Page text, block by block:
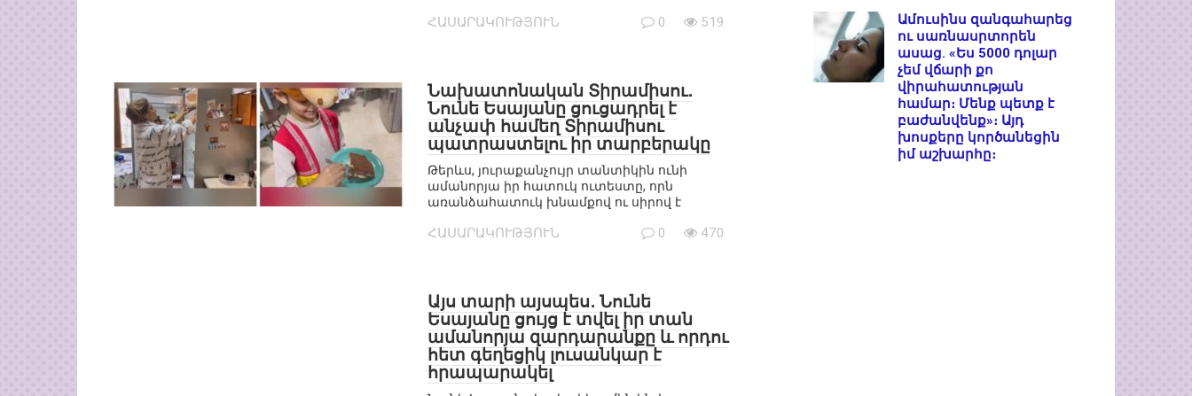
ՀԱՍԱՐԱԿՈՒԹՅՈՒՆ 0 519
Նախատոնական Տիրամիսու․
Նունե Եսայանը ցուցադրել է
անչափ համեղ Տիրամիսու
պատրաստելու իր տարբերակը
Թերևս, յուրաքանչույր տանտիկին ունի
ամանորյա իր հատուկ ուտեստը, որն
առանձահատուկ խնամքով ու սիրով է
ՀԱՍԱՐԱԿՈՒԹՅՈՒՆ 0 470
Այս տարի այսպես․ Նունե
Եսայանը ցույց է տվել իր տան
ամանորյա զարդարանքը և որդու
հետ գեղեցիկ լուսանկար է
հրապարակել
Ամուսինս զանգահարեց
ու սառնասրտորեն
ասաց. «Ես 5000 դոլար
չեմ վճարի քո
վիրահատության
համար։ Մենք պետք է
բաժանվենք»։ Այդ
խոսքերը կործանեցին
իմ աշխարհը։